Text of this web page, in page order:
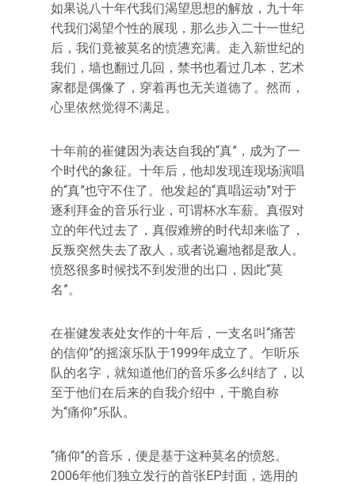
如果说八十年代我们渴望思想的解放，九十年
代我们渴望个性的展现，那么步入二十一世纪
后，我们竟被莫名的愤懑充满。走入新世纪的
我们，墙也翻过几回，禁书也看过几本，艺术
家都是偶像了，穿着再也无关道德了。然而，
心里依然觉得不满足。
十年前的崔健因为表达自我的“真”，成为了一
个时代的象征。十年后，他却发现连现场演唱
的“真”也守不住了。他发起的“真唱运动”对于
逐利拜金的音乐行业，可谓杯水车薪。真假对
立的年代过去了，真假难辨的时代却来临了，
反叛突然失去了敌人，或者说遍地都是敌人。
愤怒很多时候找不到发泄的出口，因此“莫
名”。
在崔健发表处女作的十年后，一支名叫“痛苦
的信仰”的摇滚乐队于1999年成立了。乍听乐
队的名字，就知道他们的音乐多么纠结了，以
至于他们在后来的自我介绍中，干脆自称
为“痛仰”乐队。
“痛仰”的音乐，便是基于这种莫名的愤怒。
2006年他们独立发行的首张EP封面，选用的